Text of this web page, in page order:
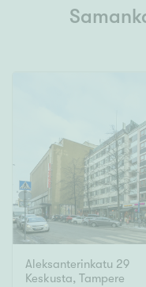
Aleksanterinkatu 29
Keskusta, Tampere